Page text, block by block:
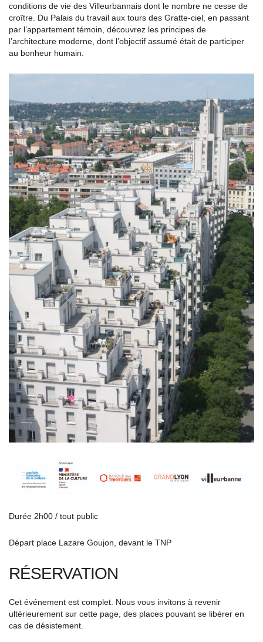
conditions de vie des Villeurbannais dont le nombre ne cesse de
croître. Du Palais du travail aux tours des Gratte-ciel, en passant
par l’appartement témoin, découvrez les principes de
l’architecture moderne, dont l’objectif assumé était de participer
au bonheur humain.
Durée 2h00 / tout public
Départ place Lazare Goujon, devant le TNP
RÉSERVATION
Cet événement est complet. Nous vous invitons à revenir
ultérieurement sur cette page, des places pouvant se libérer en
cas de désistement.